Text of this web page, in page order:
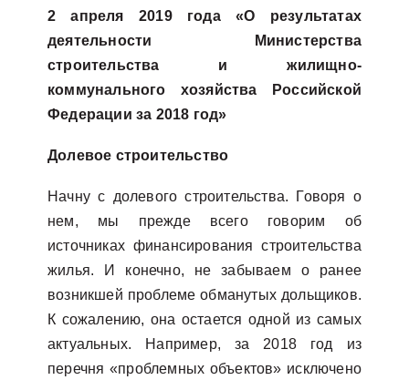
2 апреля 2019 года «О результатах
деятельности Министерства
строительства и жилищно-
коммунального хозяйства Российской
Федерации за 2018 год»
Долевое строительство
Начну с долевого строительства. Говоря о
нем, мы прежде всего говорим об
источниках финансирования строительства
жилья. И конечно, не забываем о ранее
возникшей проблеме обманутых дольщиков.
К сожалению, она остается одной из самых
актуальных. Например, за 2018 год из
перечня «проблемных объектов» исключено